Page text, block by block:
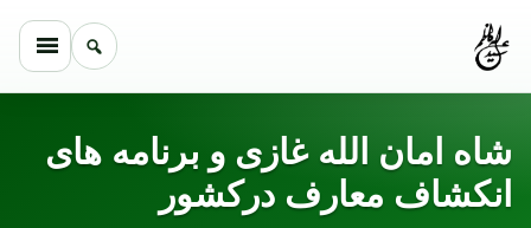
شاه امان الله غازی و برنامه های
انکشاف معارف درکشور